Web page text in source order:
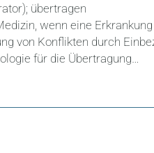
übertragen
wenn eine Erkrankung
von Konflikten durch
für die Übertragung…